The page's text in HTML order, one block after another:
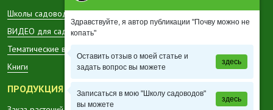
Здравствуйте, я автор публикации "Почву можно не
копать"
Оставить отзыв о моей статье и
задать вопрос вы можете
здесь
Записаться в мою "Школу садоводов"
вы можете
здесь
Школы садоводов в регионах
ВИДЕО для садоводов
Тематические вестники
Книги
ПРОДУКЦИЯ